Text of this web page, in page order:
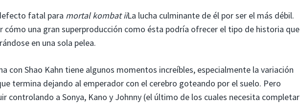
fatal para mortal kombat iiLa lucha culminante de él por ser el más débil.
una gran superproducción como ésta podría ofrecer el tipo de historia que
en una sola pelea.
con Shao Kahn tiene algunos momentos increíbles, especialmente la variación
termina dejando al emperador con el cerebro goteando por el suelo. Pero
controlando a Sonya, Kano y Johnny (el último de los cuales necesita completar